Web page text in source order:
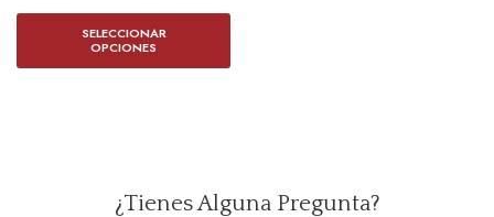
SELECCIONAR
OPCIONES
¿Tienes Alguna Pregunta?